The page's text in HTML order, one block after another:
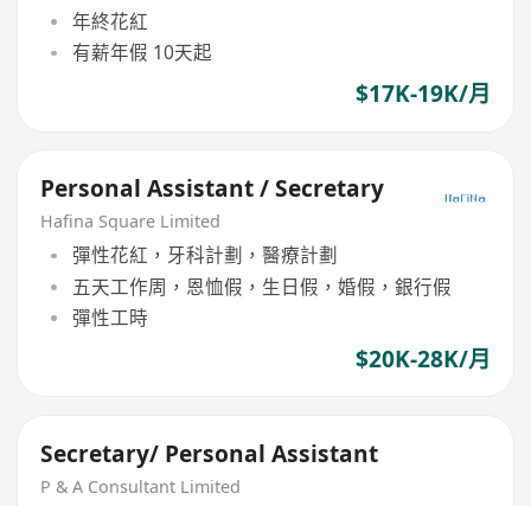
年終花紅
有薪年假 10天起
$17K-19K/月
Personal Assistant / Secretary
Hafina Square Limited
彈性花紅，牙科計劃，醫療計劃
五天工作周，恩恤假，生日假，婚假，銀行假
彈性工時
$20K-28K/月
Secretary/ Personal Assistant
P & A Consultant Limited